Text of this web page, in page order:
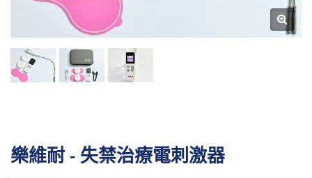
樂維耐 - 失禁治療電刺激器